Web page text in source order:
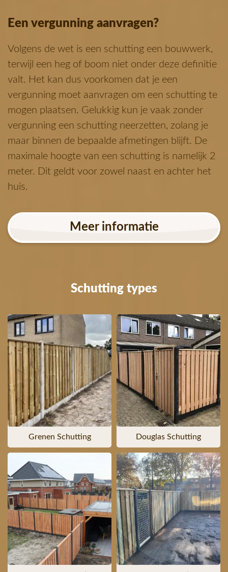
Een vergunning aanvragen?
Volgens de wet is een schutting een bouwwerk,
terwijl een heg of boom niet onder deze definitie
valt. Het kan dus voorkomen dat je een
vergunning moet aanvragen om een schutting te
mogen plaatsen. Gelukkig kun je vaak zonder
vergunning een schutting neerzetten, zolang je
maar binnen de bepaalde afmetingen blijft. De
maximale hoogte van een schutting is namelijk 2
meter. Dit geldt voor zowel naast en achter het
huis.
Meer informatie
Schutting types
Grenen Schutting Douglas Schutting